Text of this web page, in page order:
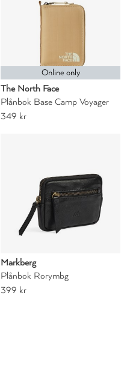
Online only
The North Face
Plånbok Base Camp Voyager
349 kr
Markberg
Plånbok Rorymbg
399 kr